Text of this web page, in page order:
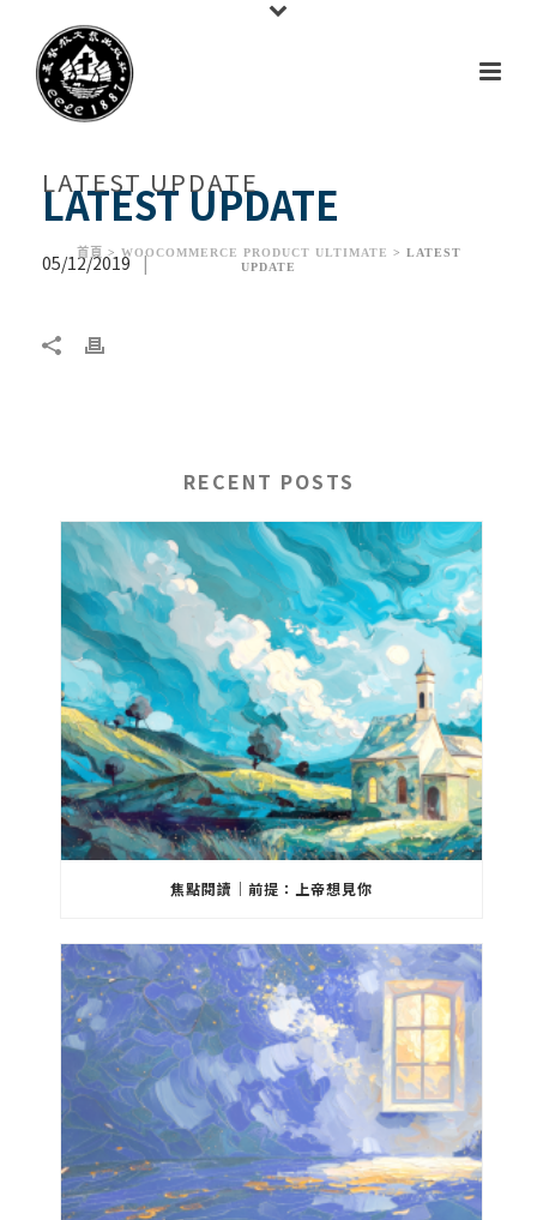
LATEST UPDATE
首頁 > WOOCOMMERCE PRODUCT ULTIMATE > LATEST
UPDATE
LATEST UPDATE
05/12/2019 |
RECENT POSTS
焦點閱讀｜前提：上帝想見你